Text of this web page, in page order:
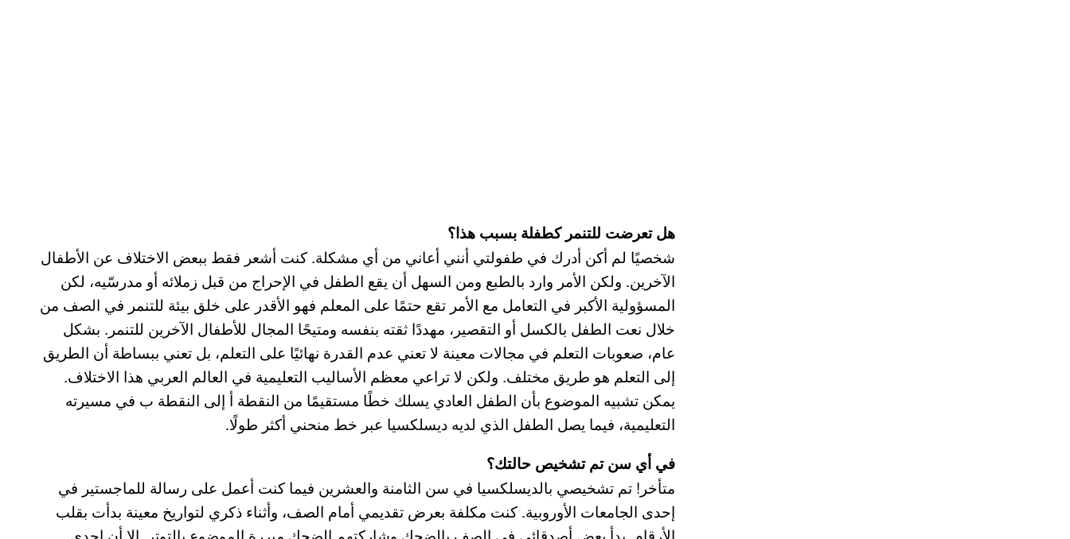
هل تعرضت للتنمر كطفلة بسبب هذا؟
شخصيًا لم أكن أدرك في طفولتي أنني أعاني من أي مشكلة. كنت أشعر فقط ببعض الاختلاف عن الأطفال
الآخرين. ولكن الأمر وارد بالطبع ومن السهل أن يقع الطفل في الإحراج من قبل زملائه أو مدرسّيه، لكن
المسؤولية الأكبر في التعامل مع الأمر تقع حتمًا على المعلم فهو الأقدر على خلق بيئة للتنمر في الصف من
خلال نعت الطفل بالكسل أو التقصير، مهددًا ثقته بنفسه ومتيحًا المجال للأطفال الآخرين للتنمر. بشكل
عام، صعوبات التعلم في مجالات معينة لا تعني عدم القدرة نهائيًا على التعلم، بل تعني ببساطة أن الطريق
إلى التعلم هو طريق مختلف. ولكن لا تراعي معظم الأساليب التعليمية في العالم العربي هذا الاختلاف.
يمكن تشبيه الموضوع بأن الطفل العادي يسلك خطًا مستقيمًا من النقطة أ إلى النقطة ب في مسيرته
التعليمية، فيما يصل الطفل الذي لديه ديسلكسيا عبر خط منحني أكثر طولًا.
في أي سن تم تشخيص حالتك؟
متأخر! تم تشخيصي بالديسلكسيا في سن الثامنة والعشرين فيما كنت أعمل على رسالة للماجستير في
إحدى الجامعات الأوروبية. كنت مكلفة بعرض تقديمي أمام الصف، وأثناء ذكري لتواريخ معينة بدأت بقلب